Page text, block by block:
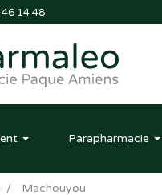
14 48
Parapharmacie
Machouyou